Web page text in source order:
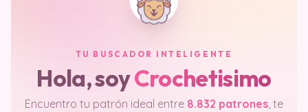
TU BUSCADOR INTELIGENTE
Hola, soyCrochetisimo
Encuentro tu patrón ideal entre 8.832 patrones, te